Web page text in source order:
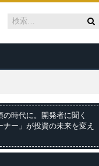
時代に。開発者に聞く
ナー」が投資の未来を変え